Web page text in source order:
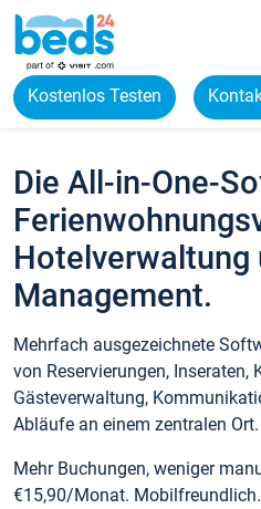
Kostenlos Testen
Die All-in-One-
Hotelverwaltung
Management.
Mehrfach ausgezeichnete
von Reservierungen, Inseraten,
Gästeverwaltung,
Abläufe an einem zentralen Ort.
Mehr Buchungen, weniger
€15,90/Monat.